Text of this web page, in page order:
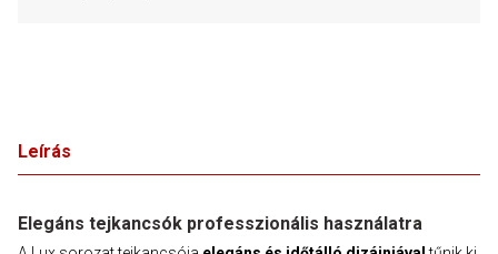
Leírás
Elegáns tejkancsók professzionális használatra